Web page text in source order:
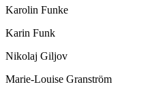
Karolin Funke
Karin Funk
Nikolaj Giljov
Marie-Louise Granström